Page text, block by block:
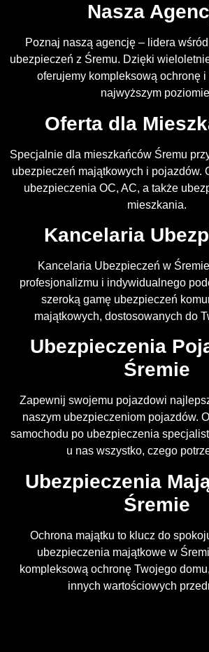
Nasza
Poznaj naszą agencję – lidera
ubezpieczeń z Śremu. Dzięki
oferujemy kompleksową ochronę i
najwyższym
Oferta dla
Specjalnie dla mieszkańców Śremu
ubezpieczeń majątkowych i pojazdów.
ubezpieczenia OC, AC, a także
mieszkania.
Kancelaria
Kancelaria Ubezpieczeń w
profesjonalizmu i indywidualnego
szeroką gamę ubezpieczeń
majątkowych, dostosowanych do
Ubezpieczenia
Śremie
Zapewnij swojemu pojazdowi
naszym ubezpieczeniom pojazdów.
samochodu po ubezpieczenia
u nas wszystko, czego
Ubezpieczenia
Śremie
Ochrona majątku to klucz do
ubezpieczenia majątkowe w
kompleksową ochronę Twojego
innych wartościowych